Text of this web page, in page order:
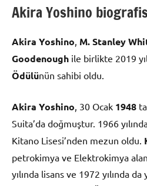
Akira Yoshino
Akira Yoshino M. Stanley
Goodenough ile birlikte 2019
Ödülünün sahibi oldu.
Akira Yoshino , 30 Ocak 1948
Suita’da doğmuştur. 1966
Kitano Lisesi’nden mezun oldu.
petrokimya ve Elektrokimya
yılında lisans ve 1972 yılında